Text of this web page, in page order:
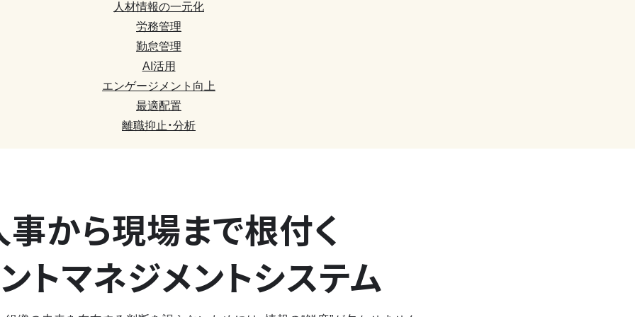
人材情報の一元化
労務管理
勤怠管理
AI活用
エンゲージメント向上
最適配置
離職抑止・分析
事から現場まで根付く
トマネジメントシステム